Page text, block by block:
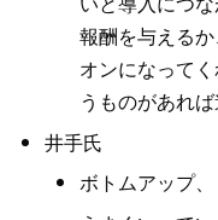
報酬を与える
オンになって
うものがあれ
井手氏
ボトムアップ